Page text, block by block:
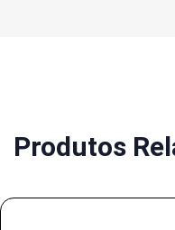
Produtos